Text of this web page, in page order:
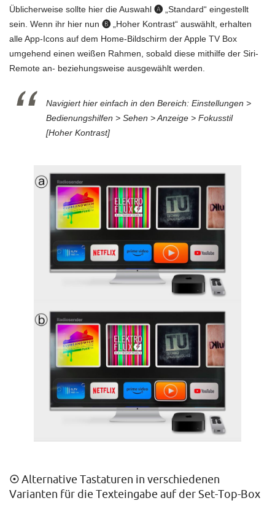
Üblicherweise sollte hier die Auswahl 🅐 „Standard“ eingestellt
sein. Wenn ihr hier nun 🅑 „Hoher Kontrast“ auswählt, erhalten
alle App-Icons auf dem Home-Bildschirm der Apple TV Box
umgehend einen weißen Rahmen, sobald diese mithilfe der Siri-
Remote an- beziehungsweise ausgewählt werden.
Navigiert hier einfach in den Bereich: Einstellungen >
Bedienungshilfen > Sehen > Anzeige > Fokusstil
[Hoher Kontrast]
☉ Alternative Tastaturen in verschiedenen
Varianten für die Texteingabe auf der Set-Top-Box